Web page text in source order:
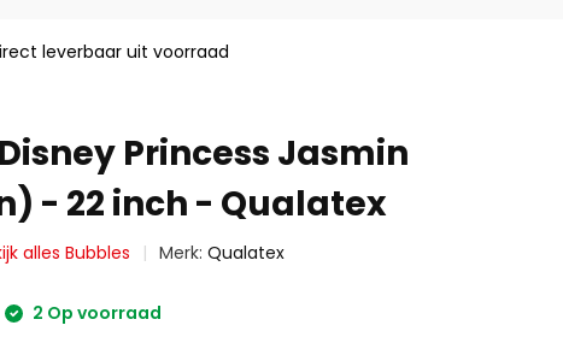
leverbaar uit voorraad
Disney Princess Jasmin
- 22 inch - Qualatex
alles Bubbles Merk:Qualatex
2 Op voorraad